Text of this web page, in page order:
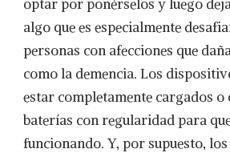
optar por ponérselos y luego
algo que es especialmente
personas con afecciones que
como la demencia. Los
estar completamente cargados o
baterías con regularidad para
funcionando. Y, por supuesto,